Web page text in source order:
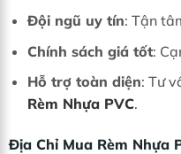
Đội ngũ uy tín: Tận
Chính sách giá tốt:
Hỗ trợ toàn diện: Tư
Rèm Nhựa PVC.
Địa Chỉ Mua Rèm Nhựa